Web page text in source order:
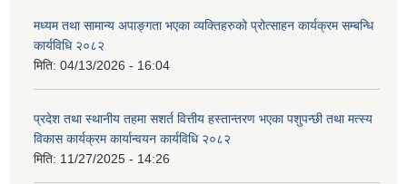
मध्यम तथा सामान्य अपाङ्गता भएका व्यक्तिहरुको प्रोत्साहन कार्यक्रम सम्बन्धि
कार्यविधि २०८२
मिति: 04/13/2026 - 16:04
प्रदेश तथा स्थानीय तहमा सशर्त वित्तीय हस्तान्तरण भएका पशुपन्छी तथा मत्स्य
विकास कार्यक्रम कार्यान्वयन कार्यविधि २०८२
मिति: 11/27/2025 - 14:26